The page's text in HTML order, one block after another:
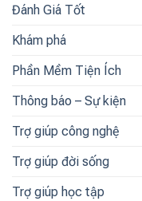
Đánh Giá Tốt
Khám phá
Phần Mềm Tiện Ích
Thông báo – Sự kiện
Trợ giúp công nghệ
Trợ giúp đời sống
Trợ giúp học tập